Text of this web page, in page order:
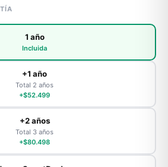
1 año
Incluida
+1 año
Total 2 años
+$52.499
+2 años
Total 3 años
+$80.498